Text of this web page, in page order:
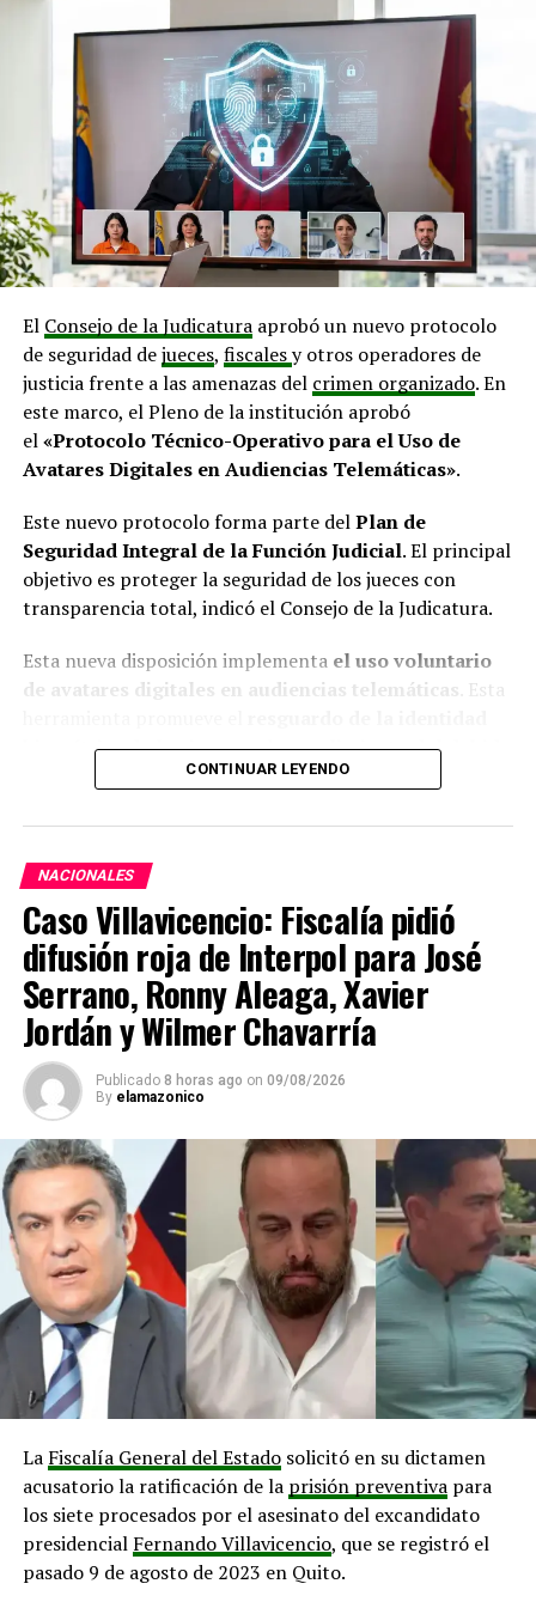
El Consejo de la Judicaturaaprobó un nuevo protocolo
de seguridad dejueces, fiscalesy otros operadores de
justicia frente a las amenazas del crimen organizado. En
este marco, el Pleno de la institución aprobó
el«Protocolo Técnico-Operativo para el Uso de
Avatares Digitales en Audiencias Telemáticas».
Este nuevo protocolo forma parte delPlan de
Seguridad Integral de la Función Judicial. El principal
objetivo es proteger la seguridad de los jueces con
transparencia total, indicó el Consejo de la Judicatura.
Esta nueva disposición implementa el uso voluntario
de avatares digitales en audiencias telemáticas
. Esta
biométrica de los jueces, elcumplimiento del debido
ya que el juez dirige la audiencia y
Esta nueva disposición no se trata
de un sistema de jueces sin rostro
«No se trata de un sistema de ‘jueces sin rostro'»,
enfatizó la institución.
El objetivo de esta decisión esresguardar, de manera
exclusiva, la identidad biométrica de los
administradores de justicia
riesgo.
El Consejo de la Judicatura indicó que este mecanismo
garantiza la total transparencia procesal ydifiere
radicalmente de otros sistemas como los
denominados «jueces sin rostro»donde se desconoce
la identidad total de quienes administran justicia.
El contenido del protocolo aprobado asegurará
que,desde el sorteo de las causas,las partes
apellidos, cargos y competencias de los jueces
asignados.
«Lo único que se sustituirá tecnológicamente es la
transmisión de los rasgos faciales de los
CONTINUAR LEYENDO
NACIONALES
Caso Villavicencio: Fiscalía pidió
difusión roja de Interpol para José
Serrano, Ronny Aleaga, Xavier
Jordán y Wilmer Chavarría
Publicado 8 horas ago on 09/08/2026
By elamazonico
La Fiscalía General del Estadosolicitó en su dictamen
acusatorio la ratificación de la prisión preventivapara
los siete procesados por el asesinato del excandidato
presidencial Fernando Villavicencio, que se registró el
pasado 9 de agosto de 2023 en Quito.